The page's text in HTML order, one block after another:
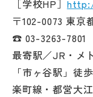
［学校HP］
〒102-0073 東京
☎ 03-3263-7801
最寄駅／JR・メ
「市ヶ谷駅」徒
楽町線・都営大